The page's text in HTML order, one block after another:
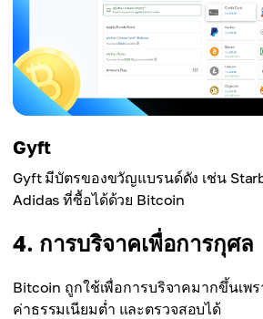
Gyft
Gyft มีบัตรของขวัญแบรนด์ดัง เช่น
Adidas ที่ซื้อได้ด้วย Bitcoin
4. การบริจาคเพื่อการกุศล
Bitcoin ถูกใช้เพื่อการบริจาคมากขึ้นเพร
ค่าธรรมเนียมต่ำ และตรวจสอบได้